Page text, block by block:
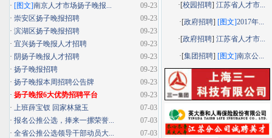
·[校园招聘]江苏省人才市...
·[政府招聘] [图文]2017年...
·[政府招聘]江苏省人才市...
·[集团招聘] [图文]南京公...
09-23
· [图文]南京人才市场扬子晚报...
09-23
· 崇安区扬子晚报招聘
09-23
· 滨湖区扬子晚报招聘
09-23
· 宜兴扬子晚报人才招聘
09-23
· 阴扬子晚报人才招聘
09-23
· 扬子晚报招聘
09-23
· 扬子晚报本周招聘公告牌
09-23
· 扬子晚报6大优势招聘平台
07-03
· 上班薛宝钗 回家林黛玉
07-03
· 报名公推公选，捧来一摞荣誉...
07-03
· 全省公推公选领导干部动员大...